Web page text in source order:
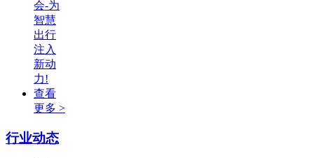
会-为
智慧
出行
注入
新动
力!
查看
更多 >
行业动态